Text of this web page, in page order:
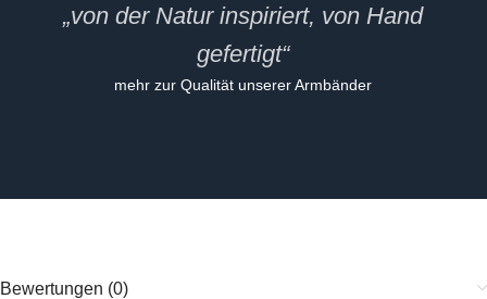
„von der Natur inspiriert, von Hand
gefertigt“
mehr zur Qualität unserer Armbänder
Bewertungen (0)